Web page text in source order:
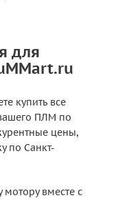
для
купить все
ПЛМ по
цены,
по Санкт-
вместе с